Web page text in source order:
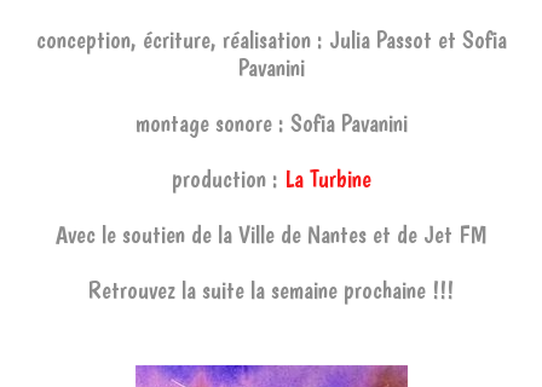
conception, écriture, réalisation : Julia Passot et Sofia
Pavanini
montage sonore : Sofia Pavanini
production : La Turbine
Avec le soutien de la Ville de Nantes et de Jet FM
Retrouvez la suite la semaine prochaine !!!